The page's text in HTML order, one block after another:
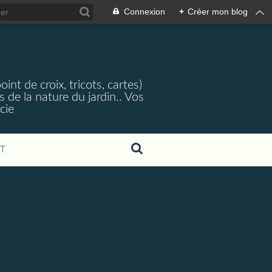
Connexion + Créer mon blog
de croix, tricots, cartes)
de la nature du jardin.. Vos